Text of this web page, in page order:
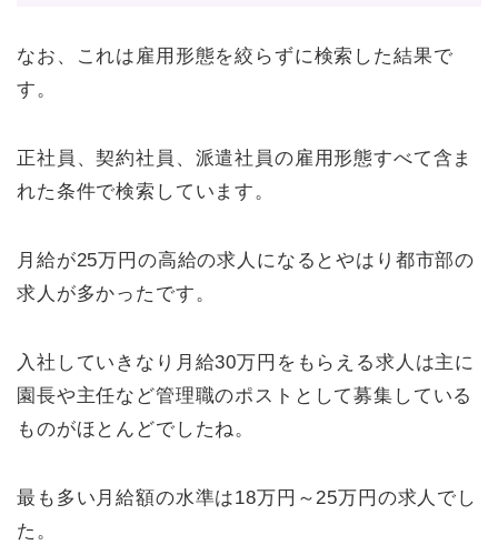
なお、これは雇用形態を絞らずに検索した結果で
す。
正社員、契約社員、派遣社員の雇用形態すべて含ま
れた条件で検索しています。
月給が25万円の高給の求人になるとやはり都市部の
求人が多かったです。
入社していきなり月給30万円をもらえる求人は主に
園長や主任など管理職のポストとして募集している
ものがほとんどでしたね。
最も多い月給額の水準は18万円～25万円の求人でし
た。